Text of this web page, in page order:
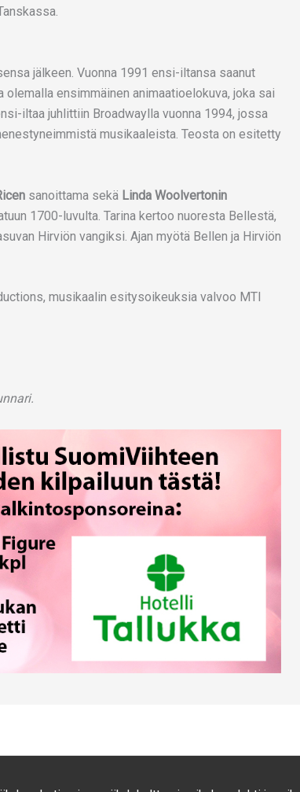
jälkeen. Vuonna 1991 ensi-iltansa saanut
ensimmäinen animaatioelokuva, joka sai
iltaa juhlittiin Broadwaylla vuonna 1994, jossa
musikaaleista. Teosta on esitetty
sanoittama sekä Linda Woolvertonin
1700-luvulta. Tarina kertoo nuoresta Bellestä,
Hirviön vangiksi. Ajan myötä Bellen ja Hirviön
musikaalin esitysoikeuksia valvoo MTI